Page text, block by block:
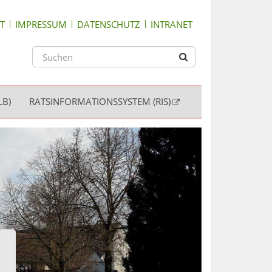
IMPRESSUM DATENSCHUTZ INTRANET
RATSINFORMATIONSSYSTEM (RIS)